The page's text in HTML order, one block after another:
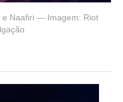
e Naafiri — Imagem: Riot